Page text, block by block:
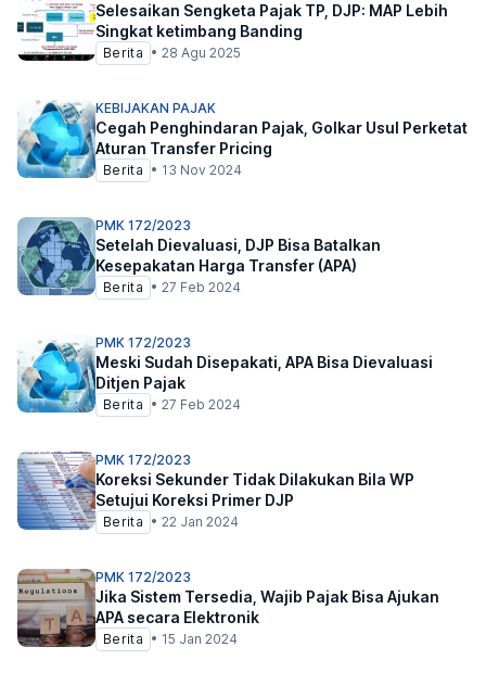
Selesaikan Sengketa Pajak TP, DJP: MAP Lebih
Singkat ketimbang Banding
Berita • 28 Agu 2025
KEBIJAKAN PAJAK
Cegah Penghindaran Pajak, Golkar Usul Perketat
Aturan Transfer Pricing
Berita • 13 Nov 2024
PMK 172/2023
Setelah Dievaluasi, DJP Bisa Batalkan
Kesepakatan Harga Transfer (APA)
Berita • 27 Feb 2024
PMK 172/2023
Meski Sudah Disepakati, APA Bisa Dievaluasi
Ditjen Pajak
Berita • 27 Feb 2024
PMK 172/2023
Koreksi Sekunder Tidak Dilakukan Bila WP
Setujui Koreksi Primer DJP
Berita • 22 Jan 2024
PMK 172/2023
Jika Sistem Tersedia, Wajib Pajak Bisa Ajukan
APA secara Elektronik
Berita • 15 Jan 2024